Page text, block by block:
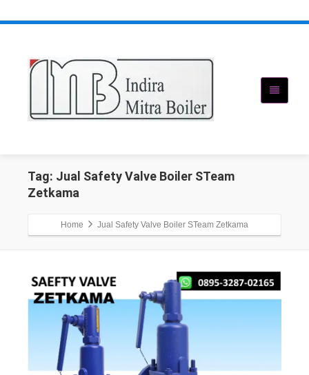
Tag: Jual Safety Valve Boiler STeam
Zetkama
Home Jual Safety Valve Boiler STeam Zetkama